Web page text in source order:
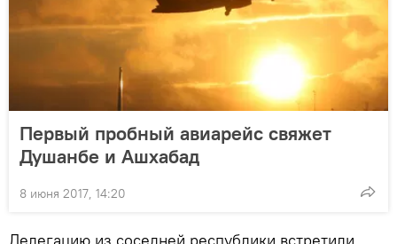
Первый пробный авиарейс свяжет
Душанбе и Ашхабад
8 июня 2017, 14:20
Делегацию из соседней республики встретили